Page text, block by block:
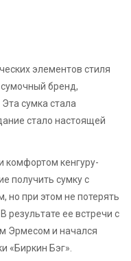
элементов стиля
бренд,
сумка стала
стало настоящей
комфортом кенгуру-
получить сумку с
но при этом не потерять
результате ее встречи с
Эрмесом и начался
«Биркин Бэг».